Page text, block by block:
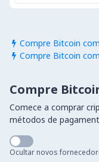
 Compre Bitcoin
 Compre Bitcoin
Compre
Comece a comprar
métodos de
Ocultar novos